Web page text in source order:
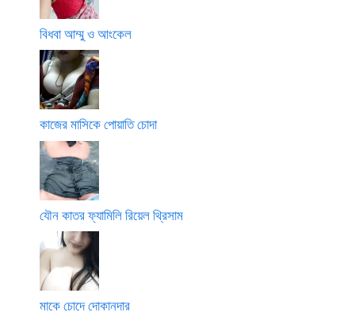
বিধবা আম্মু ও আংকেল
কাজের মাসিকে পোয়াতি চোদা
যৌন কাতর ফ্যামিলি রিয়েল থ্রিসাম
মাকে চোদে দোকানদার